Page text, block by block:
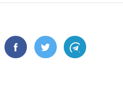
FacebookTwitter Telegram